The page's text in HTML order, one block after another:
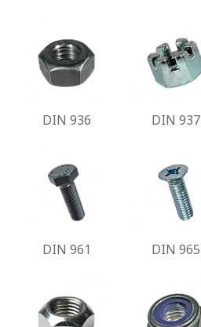
DIN 936 DIN 937
DIN 961 DIN 965